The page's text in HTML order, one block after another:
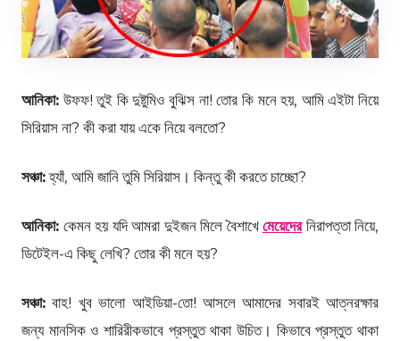
আনিকা: উফফ! তুই কি দুষ্টুমিও বুঝিস না! তোর কি মনে হয়, আমি এইটা নিয়ে
সিরিয়াস না? কী করা যায় একে নিয়ে বলতো?
সঞ্চা:হ্যাঁ, আমি জানি তুমি সিরিয়াস। কিন্তু কী করতে চাচ্ছো?
আনিকা: কেমন হয় যদি আমরা দুইজন মিলে বৈশাখে মেয়েদেরনিরাপত্তা নিয়ে,
ডিটেইল-এ কিছু লেখি? তোর কী মনে হয়?
সঞ্চা: বাহ! খুব ভালো আইডিয়া-তো! আসলে আমাদের সবারই আত্নরক্ষার
জন্য মানসিক ও শারিরীকভাবে প্রস্তুত থাকা উচিত। কিভাবে প্রস্তুত থাকা